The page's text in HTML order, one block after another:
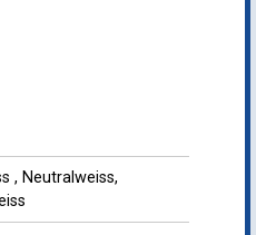
, Neutralweiss,